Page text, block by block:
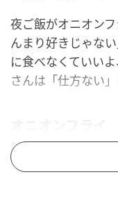
夜ご飯がオニオン
んまり好きじゃな
に食べなくていい
さんは「仕方ない」